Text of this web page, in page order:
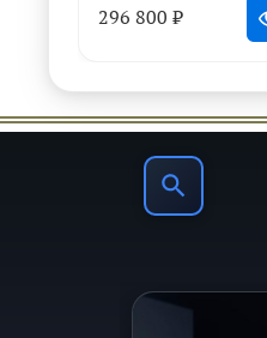
296 800 ₽